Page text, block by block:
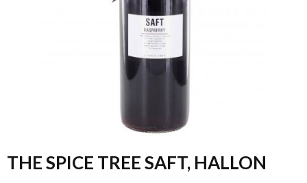
THE SPICE TREE SAFT, HALLON